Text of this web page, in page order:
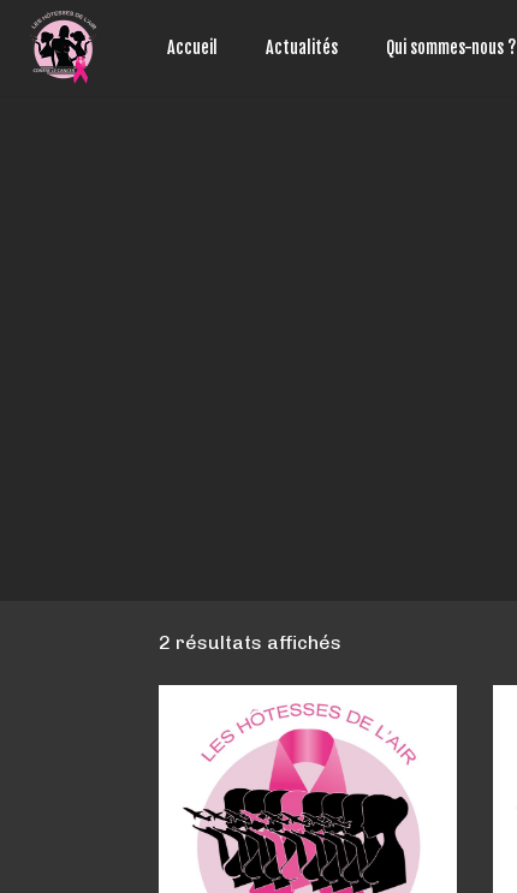
Aller
contenu
Accueil Actualités Qui sommes-nous ?
2 résultats affichés